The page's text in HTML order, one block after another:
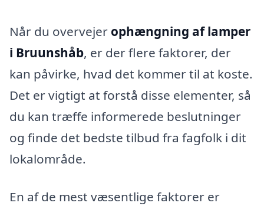
Når du overvejer ophængning af lamper
i Bruunshåb, er der flere faktorer, der
kan påvirke, hvad det kommer til at koste.
Det er vigtigt at forstå disse elementer, så
du kan træffe informerede beslutninger
og finde det bedste tilbud fra fagfolk i dit
lokalområde.
En af de mest væsentlige faktorer er